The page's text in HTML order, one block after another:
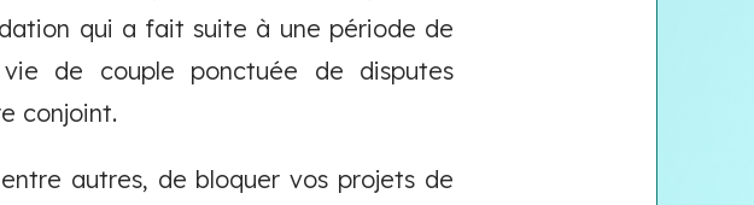
qui a fait suite à une période de
de couple ponctuée de disputes
conjoint.
autres, de bloquer vos projets de